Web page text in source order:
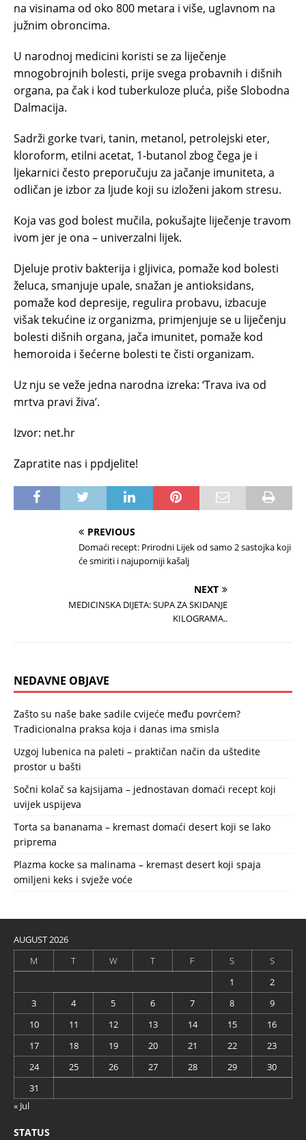
na visinama od oko 800 metara i više, uglavnom na
južnim obroncima.
U narodnoj medicini koristi se za liječenje
mnogobrojnih bolesti, prije svega probavnih i dišnih
organa, pa čak i kod tuberkuloze pluća, piše Slobodna
Dalmacija.
Sadrži gorke tvari, tanin, metanol, petrolejski eter,
kloroform, etilni acetat, 1-butanol zbog čega je i
ljekarnici često preporučuju za jačanje imuniteta, a
odličan je izbor za ljude koji su izloženi jakom stresu.
Koja vas god bolest mučila, pokušajte liječenje travom
ivom jer je ona – univerzalni lijek.
Djeluje protiv bakterija i gljivica, pomaže kod bolesti
želuca, smanjuje upale, snažan je antioksidans,
pomaže kod depresije, regulira probavu, izbacuje
višak tekućine iz organizma, primjenjuje se u liječenju
bolesti dišnih organa, jača imunitet, pomaže kod
hemoroida i šećerne bolesti te čisti organizam.
Uz nju se veže jedna narodna izreka: ‘Trava iva od
mrtva pravi živa’.
Izvor: net.hr
Zapratite nas i ppdjelite!
PREVIOUS
Domaći recept: Prirodni Lijek od samo 2 sastojka koji
će smiriti i najuporniji kašalj
NEXT
MEDICINSKA DIJETA: SUPA ZA SKIDANJE
KILOGRAMA..
NEDAVNE OBJAVE
Zašto su naše bake sadile cvijeće među povrćem?
Tradicionalna praksa koja i danas ima smisla
Uzgoj lubenica na paleti – praktičan način da uštedite
prostor u bašti
Sočni kolač sa kajsijama – jednostavan domaći recept koji
uvijek uspijeva
Torta sa bananama – kremast domaći desert koji se lako
priprema
Plazma kocke sa malinama – kremast desert koji spaja
omiljeni keks i svježe voće
AUGUST 2026
M
T W T F S
S
1
2
3
4 5 6 7 8
9
10
11 12 13 14 15
16
17
18 19 20 21 22
23
24
25 26 27 28 29
30
31
« Jul
STATUS